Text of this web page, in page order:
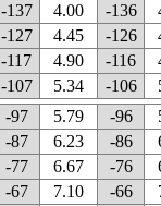
-137 4.00 -136
-127 4.45 -126
-117 4.90 -116
-107 5.34 -106
-97 5.79 -96
-87 6.23 -86
-77 6.67 -76
-67 7.10 -66